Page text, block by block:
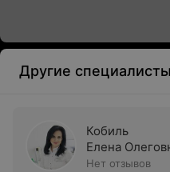
Другие специалисты
Кобиль
Елена
Нет отзывов